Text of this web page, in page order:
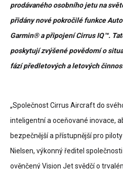
prodávaného osobního jetu na
přidány nové pokročilé funkce
Garmin® a připojení Cirrus IQ™.
poskytují zvýšené povědomí o
fází předletových a letových
„Společnost Cirrus Aircraft do
inteligentní a oceňované inovace,
bezpečnější a přístupnější pro
Nielsen, výkonný ředitel
ověnčený Vision Jet svědčí o